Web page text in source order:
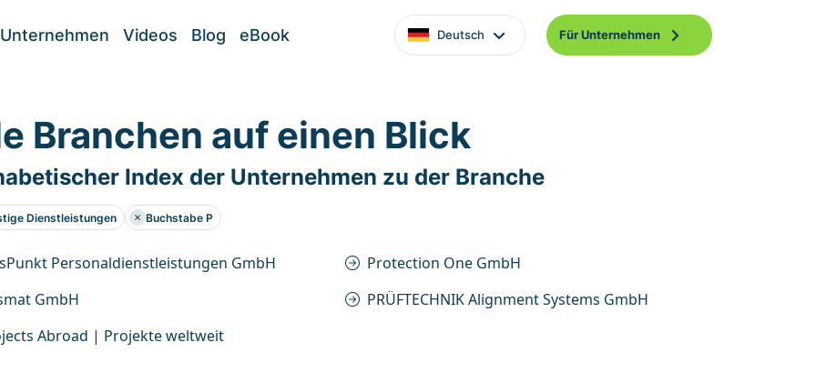
Unternehmen Videos Blog eBook Deutsch Für Unternehmen
Branchen auf einen Blick
Index der Unternehmen zu der Branche
Dienstleistungen Buchstabe P
Personaldienstleistungen GmbH
GmbH
Abroad | Projekte weltweit
Protection One GmbH
PRÜFTECHNIK Alignment Systems GmbH